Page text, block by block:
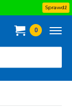
Sprawdź
0